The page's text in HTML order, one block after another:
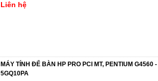
Liên hệ
MÁY TÍNH ĐỂ BÀN HP PRO PCI MT, PENTIUM G4560 -
5GQ10PA